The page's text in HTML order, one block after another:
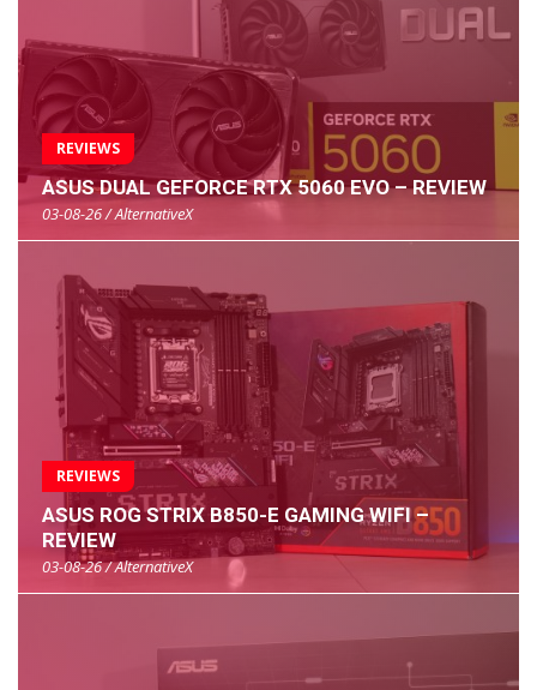
REVIEWS
ASUS DUAL GEFORCE RTX 5060 EVO – REVIEW
03-08-26 / AlternativeX
REVIEWS
ASUS ROG STRIX B850-E GAMING WIFI –
REVIEW
03-08-26 / AlternativeX